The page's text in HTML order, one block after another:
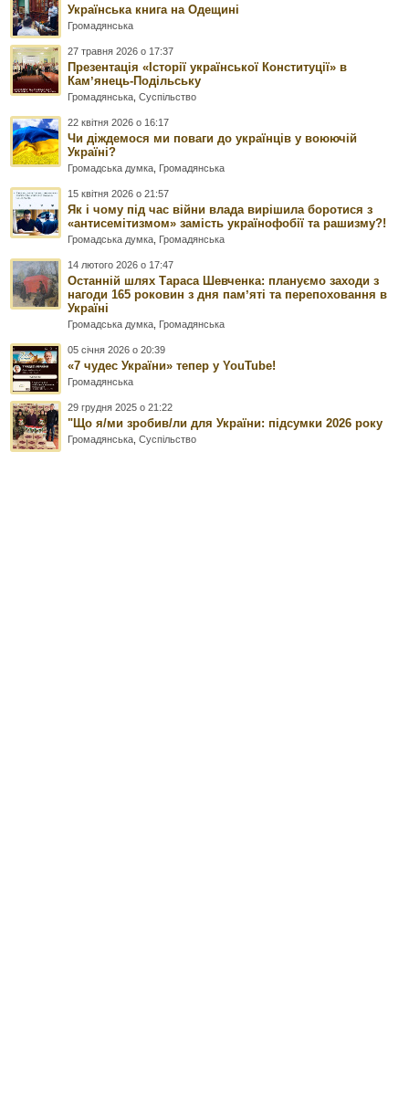
Українська книга на Одещині
Громадянська
27 травня 2026 о 17:37
Презентація «Історії української Конституції» в
Камʼянець-Подільську
Громадянська ,Суспільство
22 квітня 2026 о 16:17
Чи діждемося ми поваги до українців у воюючій
Україні?
Громадська думка Громадянська
15 квітня 2026 о 21:57
Як і чому під час війни влада вирішила боротися з
«антисемітизмом» замість українофобії та рашизму?!
Громадська думка Громадянська
14 лютого 2026 о 17:47
Останній шлях Тараса Шевченка: плануємо заходи з
нагоди 165 роковин з дня памʼяті та перепоховання в
Україні
Громадська думка Громадянська
05 січня 2026 о 20:39
«7 чудес України» тепер у YouTube!
Громадянська
29 грудня 2025 о 21:22
"Що я/ми зробив/ли для України: підсумки 2026 року
Громадянська ,Суспільство